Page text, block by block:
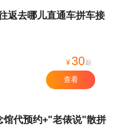
返去哪儿直通车拼车接
¥30起
查看
馆代预约+"老俵说"散拼